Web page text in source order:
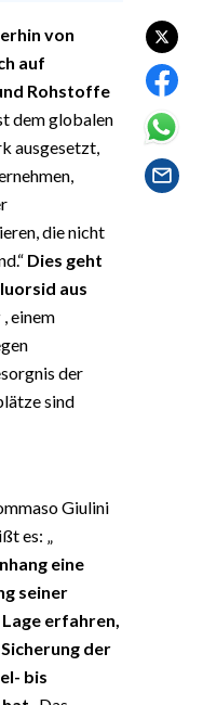
von
auf
Rohstoffe
dem globalen
ausgesetzt,
die nicht
Dies geht
aus
, einem
der
sind
Giulini
es: „
eine
seiner
erfahren,
der
bis